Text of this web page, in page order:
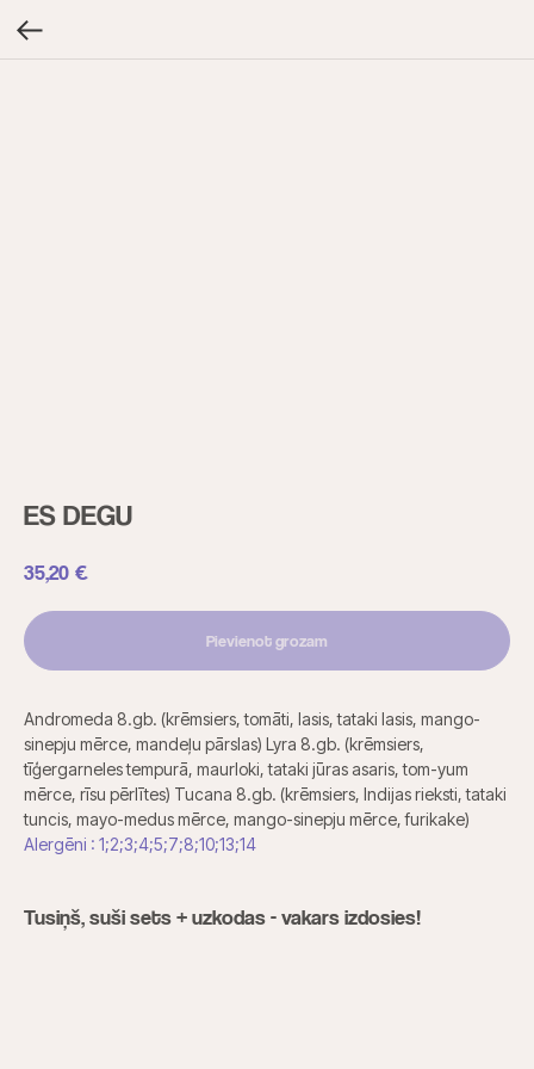
ES DEGU
35,20 €
Pievienot grozam
Andromeda 8.gb. (krēmsiers, tomāti, lasis, tataki lasis, mango-
sinepju mērce, mandeļu pārslas) Lyra 8.gb. (krēmsiers,
tīģergarneles tempurā, maurloki, tataki jūras asaris, tom-yum
mērce, rīsu pērlītes) Tucana 8.gb. (krēmsiers, Indijas rieksti, tataki
tuncis, mayo-medus mērce, mango-sinepju mērce, furikake)
Alergēni : 1;2;3;4;5;7;8;10;13;14
Tusiņš, suši sets + uzkodas - vakars izdosies!